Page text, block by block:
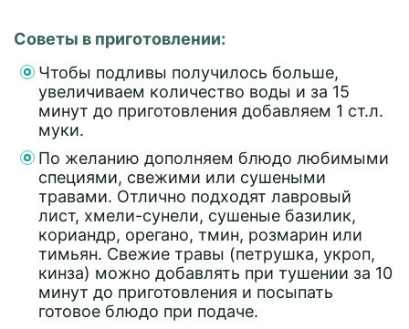
Советы в приготовлении:
Чтобы подливы получилось больше,
увеличиваем количество воды и за 15
минут до приготовления добавляем 1 ст.л.
муки.
По желанию дополняем блюдо любимыми
специями, свежими или сушеными
травами. Отлично подходят лавровый
лист, хмели-сунели, сушеные базилик,
кориандр, орегано, тмин, розмарин или
тимьян. Свежие травы (петрушка, укроп,
кинза) можно добавлять при тушении за 10
минут до приготовления и посыпать
готовое блюдо при подаче.